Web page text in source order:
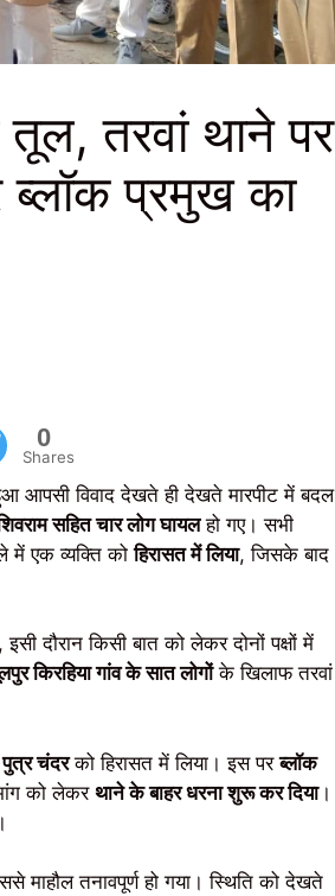
तरवां थाने पर
ब्लॉक प्रमुख का
0
Shares
आपसी विवाद देखते ही देखते मारपीट में बदल
सहित चार लोग घायलहो गए। सभी
में एक व्यक्ति कोहिरासत में लिया, जिसके बाद
दौरान किसी बात को लेकर दोनों पक्षों में
किरहिया गांव के सात लोगोंके खिलाफ तरवां
पुत्र चंदरको हिरासत में लिया। इस परब्लॉक
को लेकर थाने के बाहर धरना शुरू कर दिया।
माहौल तनावपूर्ण हो गया। स्थिति को देखते